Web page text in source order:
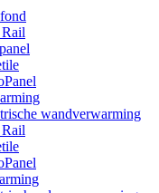
wandverwarming